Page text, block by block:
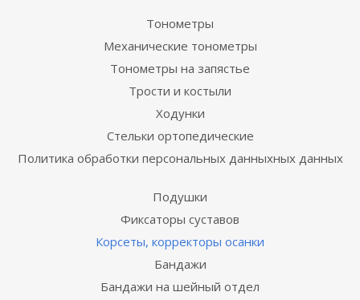
Тонометры
Механические тонометры
Тонометры на запястье
Трости и костыли
Ходунки
Стельки ортопедические
Политика обработки персональных данныхных данных
Подушки
Фиксаторы суставов
Корсеты, корректоры осанки
Бандажи
Бандажи на шейный отдел